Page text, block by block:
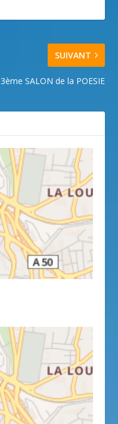
SUIVANT
3ème SALON de la POESIE